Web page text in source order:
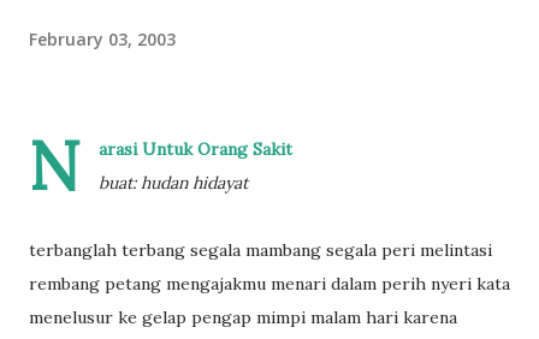
February 03, 2003
N
arasi Untuk Orang Sakit
buat: hudan hidayat
terbanglah terbang segala mambang segala peri melintasi
rembang petang mengajakmu menari dalam perih nyeri kata
menelusur ke gelap pengap mimpi malam hari karena